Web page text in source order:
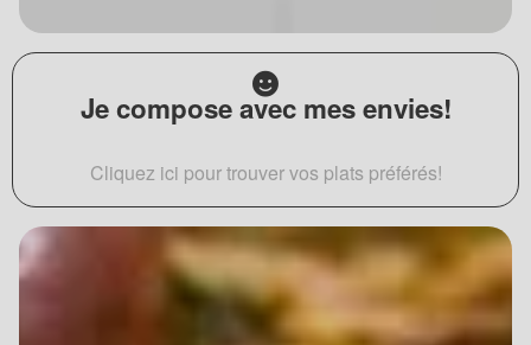
Je compose avec mes envies!
Cliquez ici pour trouver vos plats préférés!